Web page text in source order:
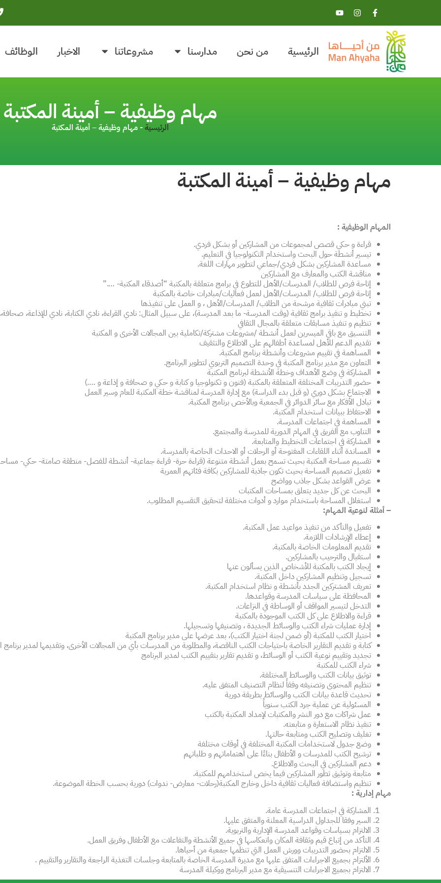
الرئيسية من نحن مدارسنا مشروعاتنا الاخبار الوظائف
مهام وظيفية – أمينة المكتبة
الرئيسية- مهام وظيفية – أمينة المكتبة
مهام وظيفية – أمينة المكتبة
المهام الوظيفية :
قراءة و حكي قصص لمجموعات من المشاركين أو بشكل فردي.
تيسير أنشطة حول البحث واستخدام التكنولوجيا في التعليم.
مساعدة المشاركين بشكل فردي/جماعي لتطوير مهارات اللغة.
مناقشة الكتب والمعارف مع المشاركين
إتاحة فرص للطلاب/ المدرسات/الأهل للتطوع في برامج متعلقة بالمكتبة “أصدقاء المكتبة- ….”
إتاحة فرص للطلاب/ المدرسات/الأهل لعمل فعاليات/مبادرات خاصة بالمكتبة
تبني مبادرات ثقافية مرشحة من الطلاب/ المدرسات/الأهل ، و العمل على تنفيذها
تخطيط و تنفيذ برامج ثقافية (وقت المدرسة- ما بعد المدرسة)، على سبيل المثال: نادي القراءة، نادي الكتابة، نادي للإذاعة،
تنظيم و تنفيذ مسابقات متعلقة بالمجال الثقافي
التنسيق مع باقي الميسرين لعمل أنشطة /مشروعات مشتركة/تكاملية بين المجالات الأخرى و المكتبة
تقديم الدعم للأهل لمساعدة أطفالهم على الاطلاع والتثقيف
المساهمة في تقييم مشروعات وأنشطة برنامج المكتبة.
التعاون مع مدير برنامج المكتبة في وحدة التصميم التربوي لتطوير البرنامج.
المشاركة في وضع الأهداف وخطة الأنشطة لبرنامج المكتبة
حضور التدريبات المختلفة المتعلقة بالمكتبة (فنون و تكنولوجيا و كتابة و حكي و صحافة و إذاعة و ….)
الاجتماع بشكل دوري (و قبل بدء الدراسة) مع إدارة المدرسة لمناقشة خطة المكتبة للعام وسير العمل
تبادل الأفكار مع سائر الدوائر في الجمعية وبالأخص برنامج المكتبة.
الاحتفاظ ببيانات استخدام المكتبة.
المساهمة في اجتماعات المدرسة.
التناوب مع الفريق في المهام الدورية للمدرسة والمجتمع.
المشاركة في اجتماعات التخطيط والمتابعة.
المساندة أثناء اللقاءات المفتوحة أو الرحلات أو الاحداث الخاصة بالمدرسة.
تقسيم مساحة المكتبة بحيث تسمح بعمل أنشطة متنوعة (قراءة حرة- قراءة جماعية- أنشطة للفصل- منطقة صامتة- حكي-
تفعيل تصميم المساحة بحيث تكون جاذبة للمشاركين بكافة فئاتهم العمرية
عرض القواعد بشكل جاذب وواضح
البحث عن كل جديد يتعلق بمساحات المكتبات
استغلال المساحة باستخدام موارد و أدوات مختلفة لتحقيق التقسيم المطلوب.
– أمثلة لنوعية المهام:
تفعيل والتأكد من تنفيذ مواعيد عمل المكتبة.
إعطاء الإرشادات اللازمة.
تقديم المعلومات الخاصة بالمكتبة.
استقبال والترحيب بالمشاركين.
إيجاد الكتب بالمكتبة للأشخاص الذين يسألون عنها
تسجيل وتنظيم المشاركين داخل المكتبة.
تعريف المشتركين الجدد بأنشطة و نظام استخدام المكتبة.
المحافظة على سياسات المدرسة وقواعدها.
التدخل لتيسير المواقف أو الوساطة في النزاعات.
قراءة والاطلاع على كل الكتب الموجودة بالمكتبة
إدارة عمليات شراء الكتب والوسائط الجديدة ، وتصنيفها وتسجيلها.
اختيار الكتب للمكتبة (أو ضمن لجنة اختيار الكتب)، بعد عرضها على مدير برنامج المكتبة
كتابة و تقديم التقارير الخاصة باحتياجات الكتب الناقصة، والمطلوبة من المدرسات بأي من المجالات الأخرى، وتقديمها لمدير برنامج
تجديد وتقييم نوعية الكتب أو الوسائط، و تقديم تقارير بتقييم الكتب لمدير البرنامج
شراء الكتب للمكتبة
توثيق بيانات الكتب والوسائط المختلفة.
تنظيم المحتوى وتصنيفه وفقاً لنظام التصنيف المتفق عليه.
تحديث قاعدة بيانات الكتب والوسائط بطريقة دورية
المسئولية عن عملية جرد الكتب سنوياً
عمل شراكات مع دور النشر والمكتبات لإمداد المكتبة بالكتب
تنفيذ نظام الاستعارة و متابعته.
تغليف وتصليح الكتب ومتابعة حالتها.
وضع جدول لاستخدامات المكتبة المختلفة في أوقات مختلفة
ترشيح الكتب للمدرسات و الأطفال بناءًا على اهتماماتهم و طلباتهم
دعم المشاركين في البحث والاطلاع.
متابعة وتوثيق تطور المشاركين فيما يخص استخدامهم للمكتبة.
تنظيم واستضافة فعاليات ثقافية داخل وخارج المكتبة(رحلات- معارض- ندوات) دورية بحسب الخطة الموضوعة.
مهام إدارية :
المشاركة في اجتماعات المدرسة عامة.
السير وفقا للجداول الدراسية المعلنة والمتفق عليها.
الالتزام بسياسات وقواعد المدرسة الإدارية والتربوية.
التأكد من إتباع قيم وثقافة المكان وانعكاسها في جميع الأنشطة والتفاعلات مع الأطفال وفريق العمل.
الالتزام بحضور التدريبات وورش العمل التي تنظمها جمعية من أحياها.
الألتزام بجميع الاجراءات المتفق عليها مع مديرة المدرسة الخاصة بالمتابعة وجلسات التغذية الراجعة والتقارير والتقييم .
الالتزام بجميع الاجراءات التنسيقية مع مدير البرنامج ووكيلة المدرسة